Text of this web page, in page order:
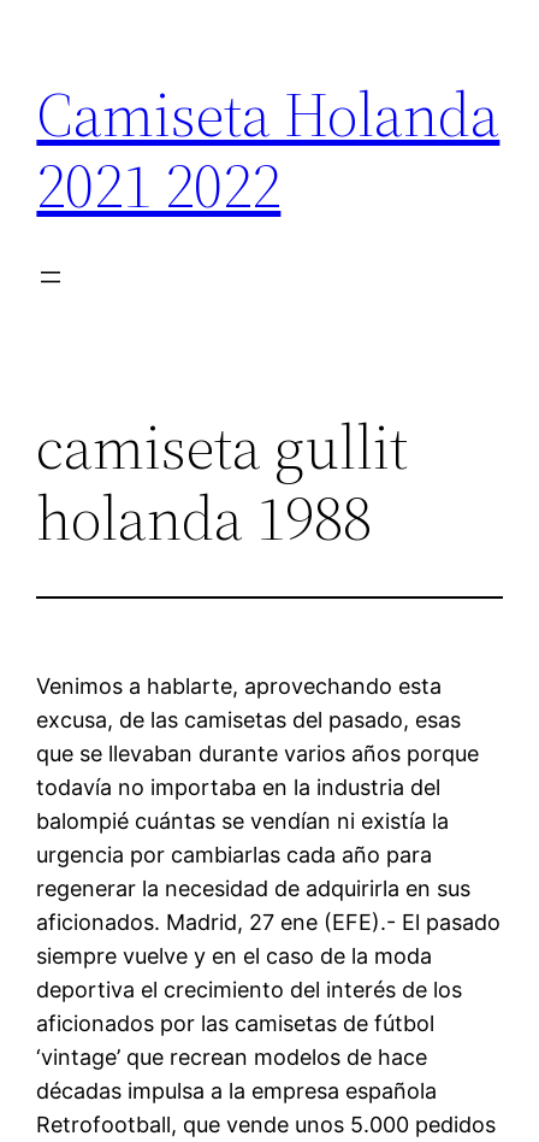
contenido
Camiseta Holanda
2021 2022
camiseta gullit
holanda 1988
Venimos a hablarte, aprovechando esta
excusa, de las camisetas del pasado, esas
que se llevaban durante varios años porque
todavía no importaba en la industria del
balompié cuántas se vendían ni existía la
urgencia por cambiarlas cada año para
regenerar la necesidad de adquirirla en sus
aficionados. Madrid, 27 ene (EFE).- El pasado
siempre vuelve y en el caso de la moda
deportiva el crecimiento del interés de los
aficionados por las camisetas de fútbol
‘vintage’ que recrean modelos de hace
décadas impulsa a la empresa española
Retrofootball, que vende unos 5.000 pedidos